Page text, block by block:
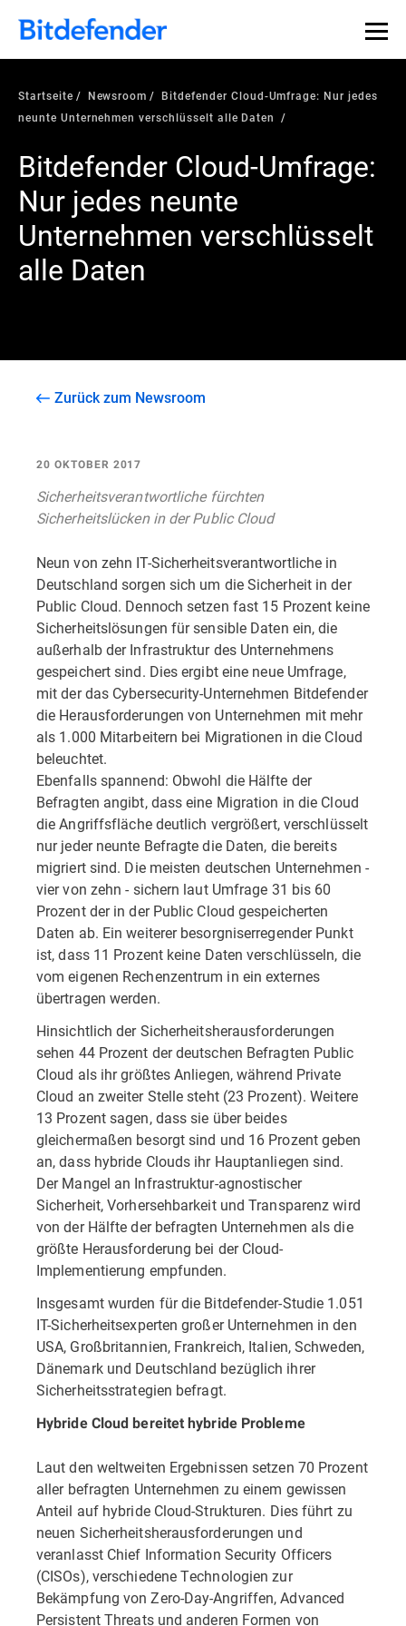
Startseite Newsroom
Bitdefender Cloud-Umfrage: Nur jedes
neunte Unternehmen verschlüsselt alle Daten
Bitdefender Cloud-Umfrage:
Nur jedes neunte
Unternehmen verschlüsselt
alle Daten
Zurück zum Newsroom
20 OKTOBER 2017
Sicherheitsverantwortliche fürchten
Sicherheitslücken in der Public Cloud
Neun von zehn IT-Sicherheitsverantwortliche in
Deutschland sorgen sich um die Sicherheit in der
Public Cloud. Dennoch setzen fast 15 Prozent keine
Sicherheitslösungen für sensible Daten ein, die
außerhalb der Infrastruktur des Unternehmens
gespeichert sind. Dies ergibt eine neue Umfrage,
mit der das Cybersecurity-Unternehmen Bitdefender
die Herausforderungen von Unternehmen mit mehr
als 1.000 Mitarbeitern bei Migrationen in die Cloud
beleuchtet.
Ebenfalls spannend: Obwohl die Hälfte der
Befragten angibt, dass eine Migration in die Cloud
die Angriffsfläche deutlich vergrößert, verschlüsselt
nur jeder neunte Befragte die Daten, die bereits
migriert sind. Die meisten deutschen Unternehmen -
vier von zehn - sichern laut Umfrage 31 bis 60
Prozent der in der Public Cloud gespeicherten
Daten ab. Ein weiterer besorgniserregender Punkt
ist, dass 11 Prozent keine Daten verschlüsseln, die
vom eigenen Rechenzentrum in ein externes
übertragen werden.
Hinsichtlich der Sicherheitsherausforderungen
sehen 44 Prozent der deutschen Befragten Public
Cloud als ihr größtes Anliegen, während Private
Cloud an zweiter Stelle steht (23 Prozent). Weitere
13 Prozent sagen, dass sie über beides
gleichermaßen besorgt sind und 16 Prozent geben
an, dass hybride Clouds ihr Hauptanliegen sind.
Der Mangel an Infrastruktur-agnostischer
Sicherheit, Vorhersehbarkeit und Transparenz wird
von der Hälfte der befragten Unternehmen als die
größte Herausforderung bei der Cloud-
Implementierung empfunden.
Insgesamt wurden für die Bitdefender-Studie 1.051
IT-Sicherheitsexperten großer Unternehmen in den
USA, Großbritannien, Frankreich, Italien, Schweden,
Dänemark und Deutschland bezüglich ihrer
Sicherheitsstrategien befragt.
Hybride Cloud bereitet hybride Probleme
Laut den weltweiten Ergebnissen setzen 70 Prozent
aller befragten Unternehmen zu einem gewissen
Anteil auf hybride Cloud-Strukturen. Dies führt zu
neuen Sicherheitsherausforderungen und
veranlasst Chief Information Security Officers
(CISOs), verschiedene Technologien zur
Bekämpfung von Zero-Day-Angriffen, Advanced
Persistent Threats und anderen Formen von